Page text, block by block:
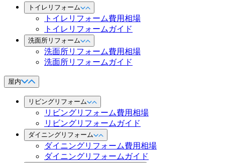
トイレリフォーム
トイレリフォーム費用相場
トイレリフォームガイド
洗面所リフォーム
洗面所リフォーム費用相場
洗面所リフォームガイド
屋内
リビングリフォーム
リビングリフォーム費用相場
リビングリフォームガイド
ダイニングリフォーム
ダイニングリフォーム費用相場
ダイニングリフォームガイド